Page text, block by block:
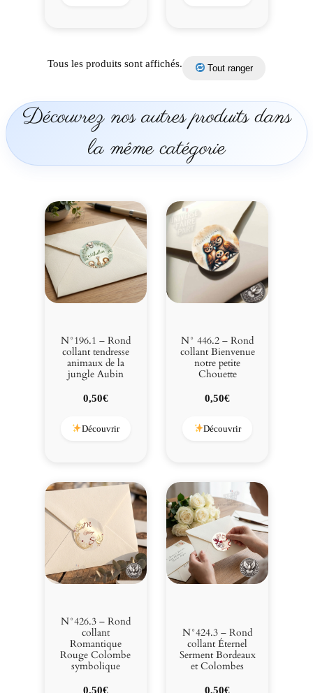
a
r
e
Tous les produits sont affichés. Tout ranger
Découvrez nos autres produits dans
la même catégorie
N°196.1 – Rond
collant tendresse
animaux de la
jungle Aubin
0,50€
Découvrir
N° 446.2 – Rond
collant Bienvenue
notre petite
Chouette
0,50€
Découvrir
N°426.3 – Rond
collant
Romantique
Rouge Colombe
symbolique
0,50€
N°424.3 – Rond
collant Éternel
Serment Bordeaux
et Colombes
0,50€